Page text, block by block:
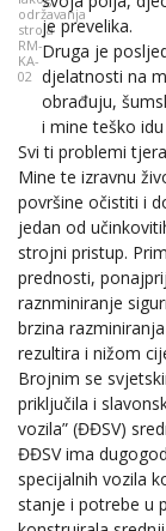
održavanja
stroja
RM-
KA-
02
je prevelika.
Druga je
djelatnosti na
obrađuju,
i mine teško
Svi ti problemi
Mine te izravnu
površine očistiti i
jedan od
strojni pristup.
prednosti,
raznminiranje
brzina
rezultira i nižom
Brojnim se
priključila i
vozila” (ĐĐSV)
ĐĐSV ima
specijalnih vozila
stanje i potrebe u